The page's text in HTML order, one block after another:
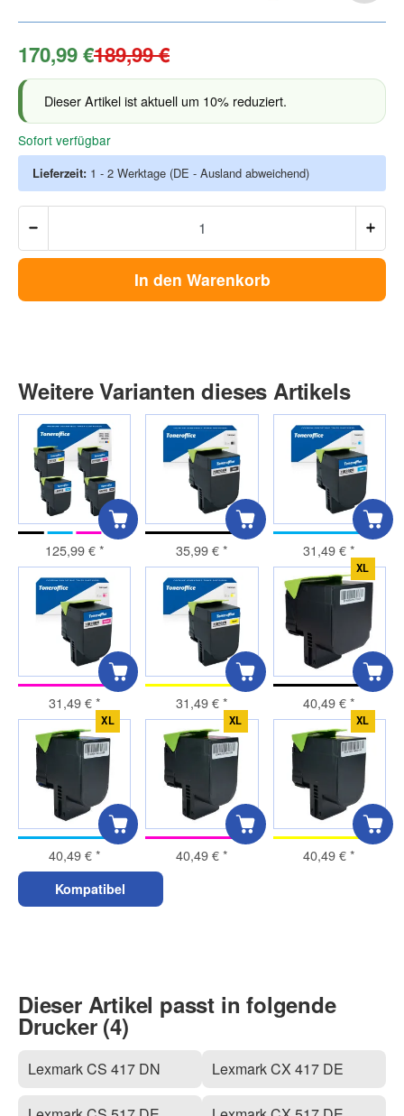
170,99 €189,99 €
Dieser Artikel ist aktuell um 10% reduziert.
Sofort verfügbar
Lieferzeit: 1 - 2 Werktage (DE - Ausland abweichend)
In den Warenkorb
Weitere Varianten dieses Artikels
125,99 €* 35,99 €* 31,49 €*
31,49 €* 31,49 €*
XL
40,49 €*
XL
40,49 €*
XL
40,49 €*
XL
40,49 €*
Kompatibel
Dieser Artikel passt in folgende
Drucker (4)
Lexmark CS 417 DN Lexmark CX 417 DE